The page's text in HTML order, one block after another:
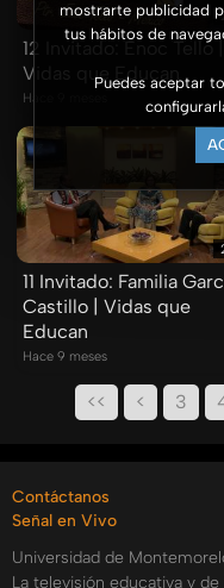
mostrarte publicidad
tus hábitos de
Puedes aceptar
12 Invitado: Enoc Tello |
Vidas que Educan
Hace 9 meses
11 Invitado: Familia
Castillo | Vidas que
Educan
Hace 9 meses
<< < 3
Contáctanos
Señal en Vivo
Universidad de
La televisión educativa y